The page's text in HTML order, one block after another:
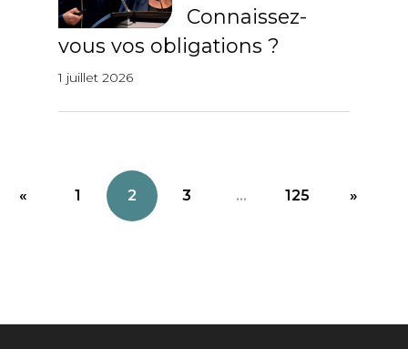
Connaissez-
vous vos obligations ?
1 juillet 2026
« 1 2 3 ... 125 »